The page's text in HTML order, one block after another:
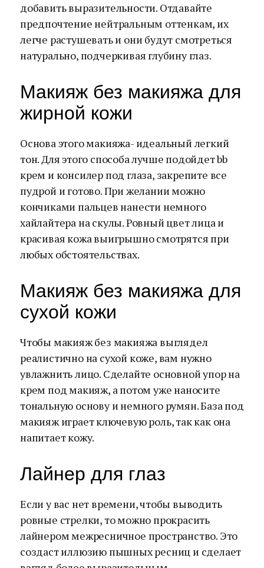
добавить выразительности. Отдавайте
предпочтение нейтральным оттенкам, их
легче растушевать и они будут смотреться
натурально, подчеркивая глубину глаз.
Макияж без макияжа для
жирной кожи
Основа этого макияжа- идеальный легкий
тон. Для этого способа лучше подойдет bb
крем и консилер под глаза, закрепите все
пудрой и готово. При желании можно
кончиками пальцев нанести немного
хайлайтера на скулы. Ровный цвет лица и
красивая кожа выигрышно смотрятся при
любых обстоятельствах.
Макияж без макияжа для
сухой кожи
Чтобы макияж без макияжа выглядел
реалистично на сухой коже, вам нужно
увлажнить лицо. Сделайте основной упор на
крем под макияж, а потом уже наносите
тональную основу и немного румян. База под
макияж играет ключевую роль, так как она
напитает кожу.
Лайнер для глаз
Если у вас нет времени, чтобы выводить
ровные стрелки, то можно прокрасить
лайнером межресничное пространство. Это
создаст иллюзию пышных ресниц и сделает